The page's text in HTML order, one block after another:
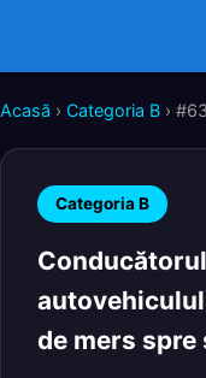
Acasă › Categoria B ›
Categoria B
de mers spre